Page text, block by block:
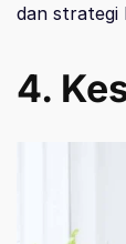
dan strategi
4.